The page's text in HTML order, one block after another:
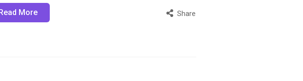
More Share